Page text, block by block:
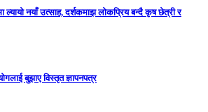
ल्यायो नयाँ उत्साह, दर्शकमाझ लोकप्रिय बन्दै कृष छेत्री र
बुझाए विस्तृत ज्ञापनपत्र